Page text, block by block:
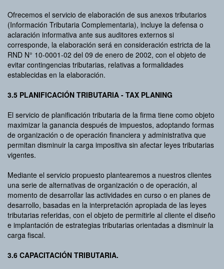
Ofrecemos el servicio de elaboración de sus anexos tributarios
(Información Tributaria Complementaria), incluye la defensa o
aclaración informativa ante sus auditores externos si
corresponde, la elaboración será en consideración estricta de la
RND N° 10-0001-02 del 09 de enero de 2002, con el objeto de
evitar contingencias tributarias, relativas a formalidades
establecidas en la elaboración.
3.5 PLANIFICACIÓN TRIBUTARIA - TAX PLANING
El servicio de planificación tributaria de la firma tiene como objeto
maximizar la ganancia después de impuestos, adoptando formas
de organización o de operación financiera y administrativa que
permitan disminuir la carga impositiva sin afectar leyes tributarias
vigentes.
Mediante el servicio propuesto plantearemos a nuestros clientes
una serie de alternativas de organización o de operación, al
momento de desarrollar las actividades en curso o en planes de
desarrollo, basadas en la interpretación apropiada de las leyes
tributarias referidas, con el objeto de permitirle al cliente el diseño
e implantación de estrategias tributarias orientadas a disminuir la
carga fiscal.
3.6 CAPACITACIÓN TRIBUTARIA.